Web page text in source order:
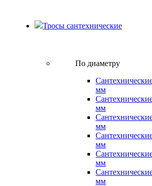
Тросы сантехнические
По диаметру
мм
мм
мм
мм
мм
мм